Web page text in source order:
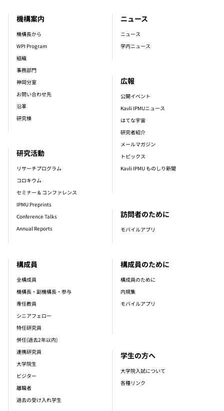
footer_main_menu
機構案内
機構長から
WPI Program
組織
事務部門
神岡分室
お問い合わせ先
沿革
研究棟
構成員
全構成員
機構長・副機構長・参与
専任教員
シニアフェロー
特任研究員
併任(過去2年以内)
連携研究員
大学院生
ビジター
離職者
過去の受け入れ学生
研究活動
リサーチプログラム
コロキウム
セミナー & コンファレンス
IPMU Preprints
Conference Talks
Annual Reports
ニュース
ニュース
学内ニュース
広報
公開イベント
Kavli IPMUニュース
はてな宇宙
研究者紹介
メールマガジン
トピックス
Kavli IPMU ものしり新聞
訪問者のために
モバイルアプリ
構成員のために
構成員のために
内規集
モバイルアプリ
学生の方へ
大学院入試について
各種リンク